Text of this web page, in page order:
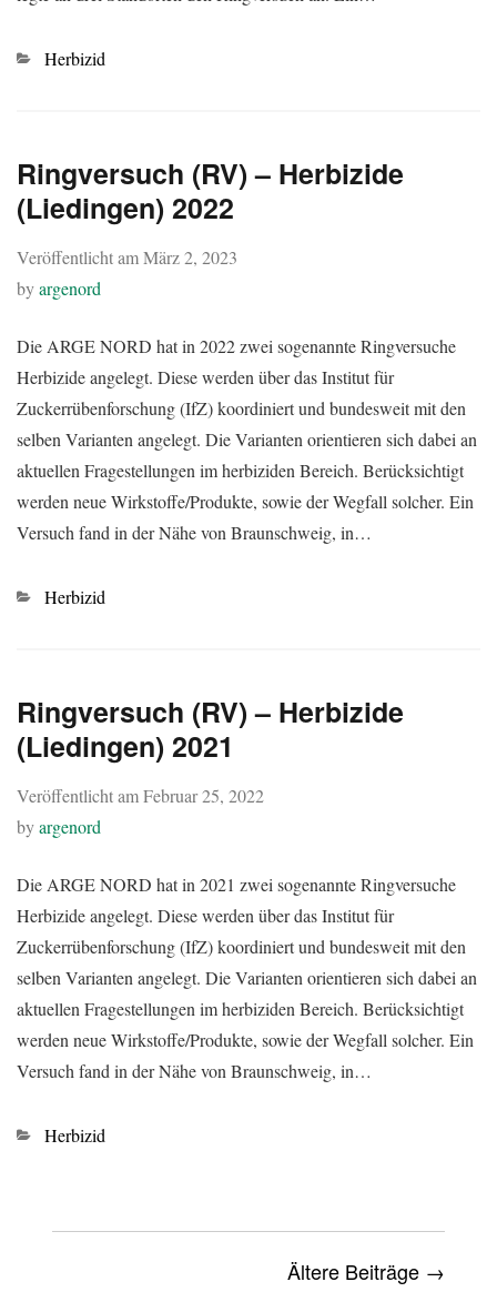
Kategorien
Herbizid
Ringversuch (RV) – Herbizide
(Liedingen) 2022
Veröffentlicht amMärz 2, 2023
byargenord
Die ARGE NORD hat in 2022 zwei sogenannte Ringversuche
Herbizide angelegt. Diese werden über das Institut für
Zuckerrübenforschung (IfZ) koordiniert und bundesweit mit den
selben Varianten angelegt. Die Varianten orientieren sich dabei an
aktuellen Fragestellungen im herbiziden Bereich. Berücksichtigt
werden neue Wirkstoffe/Produkte, sowie der Wegfall solcher. Ein
Versuch fand in der Nähe von Braunschweig, in…
Kategorien
Herbizid
Ringversuch (RV) – Herbizide
(Liedingen) 2021
Veröffentlicht amFebruar 25, 2022
byargenord
Die ARGE NORD hat in 2021 zwei sogenannte Ringversuche
Herbizide angelegt. Diese werden über das Institut für
Zuckerrübenforschung (IfZ) koordiniert und bundesweit mit den
selben Varianten angelegt. Die Varianten orientieren sich dabei an
aktuellen Fragestellungen im herbiziden Bereich. Berücksichtigt
werden neue Wirkstoffe/Produkte, sowie der Wegfall solcher. Ein
Versuch fand in der Nähe von Braunschweig, in…
Kategorien
Herbizid
Ältere Beiträge →